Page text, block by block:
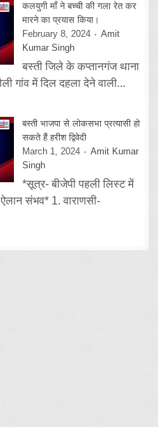
कलयुगी माँ ने बच्ची की गला रेत कर
मारने का प्रयास किया।
February 8, 2024
Amit
Kumar Singh
बस्ती जिले के कप्तानगंज थाना
गांव में दिल दहला देने वाली...
बस्ती भाजपा से लोकसभा प्रत्यासी हो
सकते हैं हरीश द्विवेदी
March 1, 2024
Amit Kumar
Singh
*सूत्र- बीजेपी पहली लिस्ट में
संभव* 1. वाराणसी-